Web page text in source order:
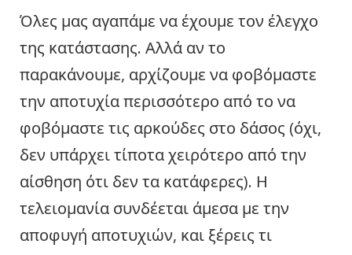
Όλες μας αγαπάμε να έχουμε τον έλεγχο
της κατάστασης. Αλλά αν το
παρακάνουμε, αρχίζουμε να φοβόμαστε
την αποτυχία περισσότερο από το να
φοβόμαστε τις αρκούδες στο δάσος (όχι,
δεν υπάρχει τίποτα χειρότερο από την
αίσθηση ότι δεν τα κατάφερες). Η
τελειομανία συνδέεται άμεσα με την
αποφυγή αποτυχιών, και ξέρεις τι